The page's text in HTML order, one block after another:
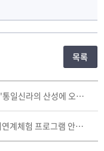
목록
성에 오르다' 연합순회전 개최
그램 안내(신청서 서식 첨부)